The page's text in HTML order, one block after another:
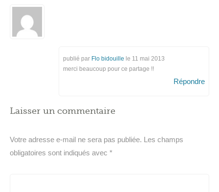
publié par Flo bidouille le 11 mai 2013
merci beaucoup pour ce partage !!
Répondre
Laisser un commentaire
Votre adresse e-mail ne sera pas publiée. Les champs
obligatoires sont indiqués avec *